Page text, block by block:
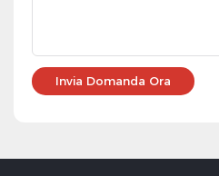
Invia Domanda Ora